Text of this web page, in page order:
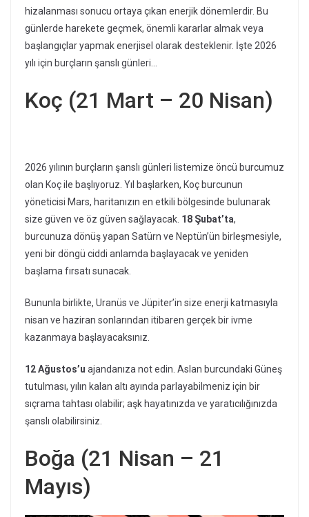
hizalanması sonucu ortaya çıkan enerjik dönemlerdir. Bu
günlerde harekete geçmek, önemli kararlar almak veya
başlangıçlar yapmak enerjisel olarak desteklenir. İşte 2026
yılı için burçların şanslı günleri…
Koç (21 Mart – 20 Nisan)
2026 yılının burçların şanslı günleri listemize öncü burcumuz
olan Koç ile başlıyoruz. Yıl başlarken, Koç burcunun
yöneticisi Mars, haritanızın en etkili bölgesinde bulunarak
size güven ve öz güven sağlayacak. 18 Şubat’ta,
burcunuza dönüş yapan Satürn ve Neptün’ün birleşmesiyle,
yeni bir döngü ciddi anlamda başlayacak ve yeniden
başlama fırsatı sunacak.
Bununla birlikte, Uranüs ve Jüpiter’in size enerji katmasıyla
nisan ve haziran sonlarından itibaren gerçek bir ivme
kazanmaya başlayacaksınız.
12 Ağustos’u ajandanıza not edin. Aslan burcundaki Güneş
tutulması, yılın kalan altı ayında parlayabilmeniz için bir
sıçrama tahtası olabilir; aşk hayatınızda ve yaratıcılığınızda
şanslı olabilirsiniz.
Boğa (21 Nisan – 21
Mayıs)